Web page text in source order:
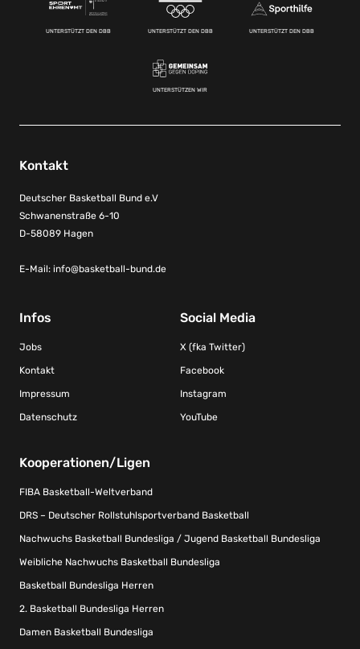
UNTERSTÜTZT DEN DBB UNTERSTÜTZT DEN DBB UNTERSTÜTZT DEN DBB
UNTERSTÜTZEN WIR
Kontakt
Deutscher Basketball Bund e.V
Schwanenstraße 6-10
D-58089 Hagen
E-Mail: info@basketball-bund.de
Infos
Jobs
Kontakt
Impressum
Datenschutz
Social Media
X (fka Twitter)
Facebook
Instagram
YouTube
Kooperationen/Ligen
FIBA Basketball-Weltverband
DRS – Deutscher Rollstuhlsportverband Basketball
Nachwuchs Basketball Bundesliga / Jugend Basketball Bundesliga
Weibliche Nachwuchs Basketball Bundesliga
Basketball Bundesliga Herren
2. Basketball Bundesliga Herren
Damen Basketball Bundesliga